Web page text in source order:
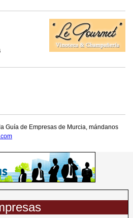
Guía de Empresas de Murcia, mándanos